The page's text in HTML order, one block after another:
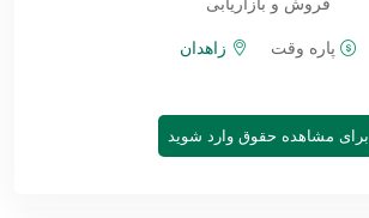
پاره وقت زاهدان
برای مشاهده حقوق وارد شوید